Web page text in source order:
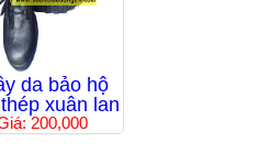
da bảo hộ
xuân lan
200,000